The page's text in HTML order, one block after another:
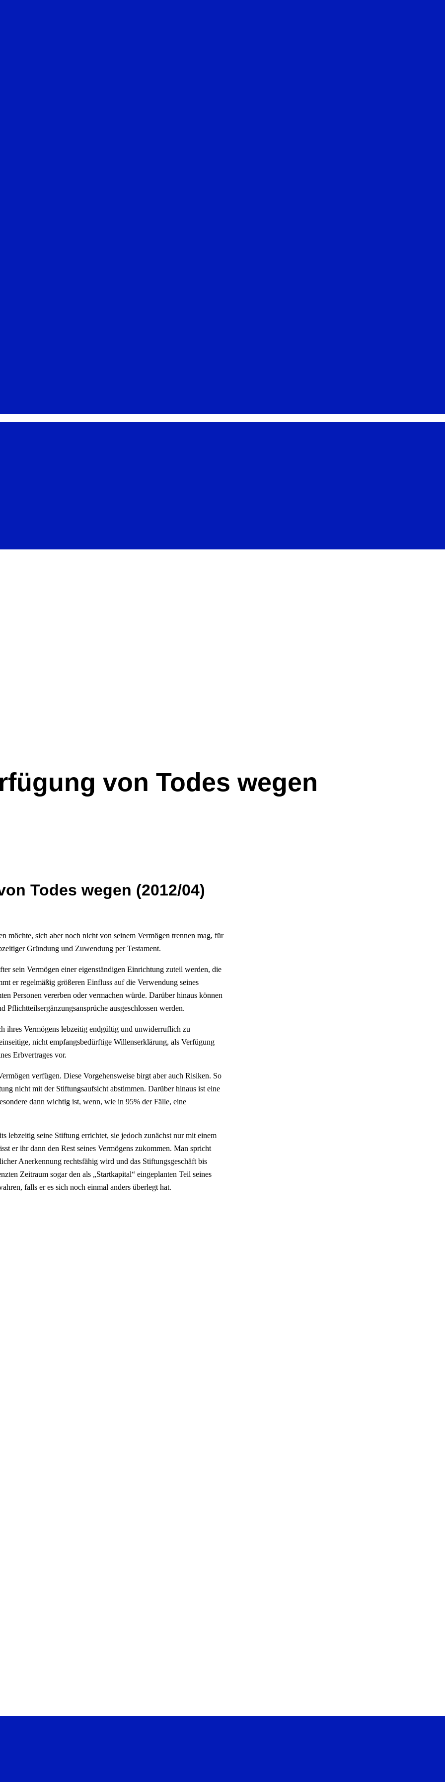
von Todes wegen
Todes wegen (2012/04)
möchte, sich aber noch nicht von seinem Vermögen trennen mag, für
Gründung und Zuwendung per Testament.
sein Vermögen einer eigenständigen Einrichtung zuteil werden, die
er regelmäßig größeren Einfluss auf die Verwendung seines
Personen vererben oder vermachen würde. Darüber hinaus können
ausgeschlossen werden.
ihres Vermögens lebzeitig endgültig und unwiderruflich zu
nicht empfangsbedürftige Willenserklärung, als Verfügung
Erbvertrages vor.
verfügen. Diese Vorgehensweise birgt aber auch Risiken. So
nicht mit der Stiftungsaufsicht abstimmen. Darüber hinaus ist eine
dann wichtig ist, wenn, wie in 95% der Fälle, eine
lebzeitig seine Stiftung errichtet, sie jedoch zunächst nur mit einem
er ihr dann den Rest seines Vermögens zukommen. Man spricht
Anerkennung rechtsfähig wird und das Stiftungsgeschäft bis
Zeitraum sogar den als „Startkapital“ eingeplanten Teil seines
falls er es sich noch einmal anders überlegt hat.